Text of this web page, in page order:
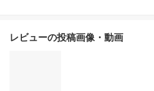
レビューの投稿画像・動画